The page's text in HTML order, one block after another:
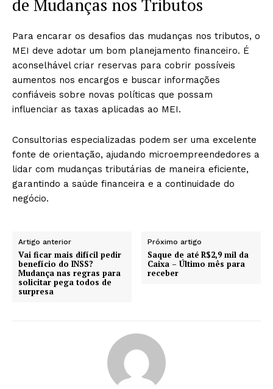
de Mudanças nos Tributos
Para encarar os desafios das mudanças nos tributos, o
MEI deve adotar um bom planejamento financeiro. É
aconselhável criar reservas para cobrir possíveis
aumentos nos encargos e buscar informações
confiáveis sobre novas políticas que possam
influenciar as taxas aplicadas ao MEI.
Consultorias especializadas podem ser uma excelente
fonte de orientação, ajudando microempreendedores a
lidar com mudanças tributárias de maneira eficiente,
garantindo a saúde financeira e a continuidade do
negócio.
Artigo anterior
Vai ficar mais difícil pedir
benefício do INSS?
Mudança nas regras para
solicitar pega todos de
surpresa
Próximo artigo
Saque de até R$2,9 mil da
Caixa – Último mês para
receber